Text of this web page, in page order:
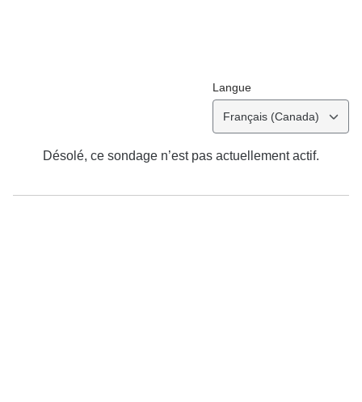
Langue
Français (Canada)
Désolé, ce sondage n’est pas actuellement actif.